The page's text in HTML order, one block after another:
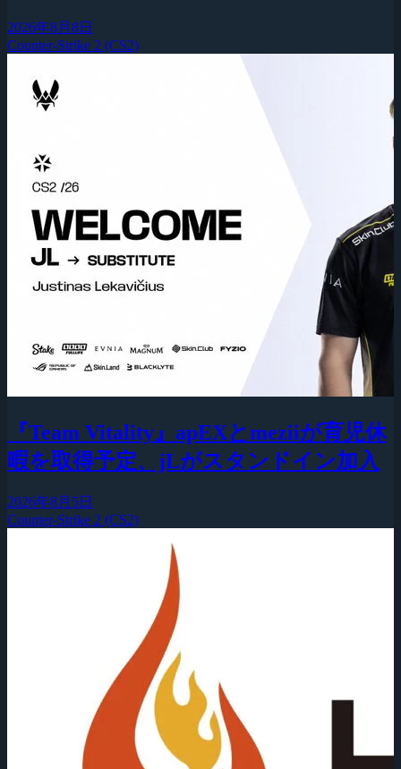
2026年8月8日
Counter-Strike 2 (CS2)
『Team Vitality』apEXとmeziiが育児休
暇を取得予定、jLがスタンドイン加入
2026年8月5日
Counter-Strike 2 (CS2)